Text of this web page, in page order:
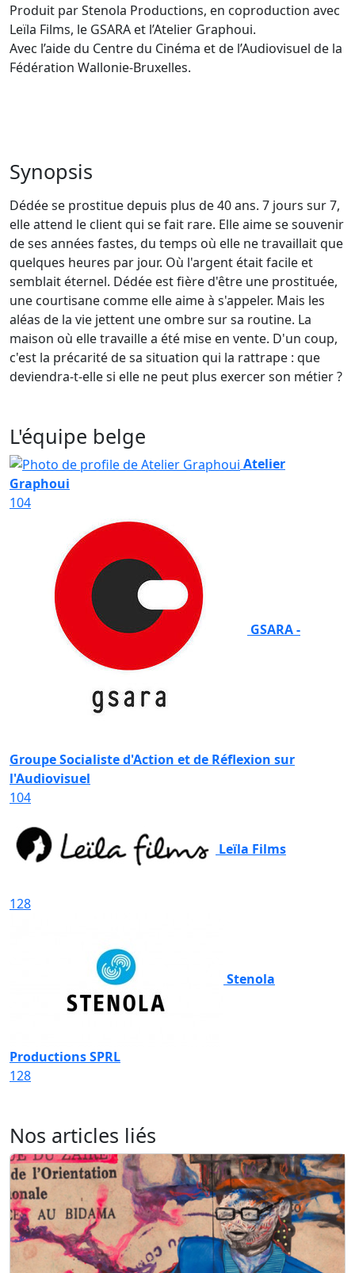
Produit par Stenola Productions, en coproduction avec
Leïla Films, le GSARA et l’Atelier Graphoui.
Avec l’aide du Centre du Cinéma et de l’Audiovisuel de la
Fédération Wallonie-Bruxelles.
Synopsis
Dédée se prostitue depuis plus de 40 ans. 7 jours sur 7,
elle attend le client qui se fait rare. Elle aime se souvenir
de ses années fastes, du temps où elle ne travaillait que
quelques heures par jour. Où l'argent était facile et
semblait éternel. Dédée est fière d'être une prostituée,
une courtisane comme elle aime à s'appeler. Mais les
aléas de la vie jettent une ombre sur sa routine. La
maison où elle travaille a été mise en vente. D'un coup,
c'est la précarité de sa situation qui la rattrape : que
deviendra-t-elle si elle ne peut plus exercer son métier ?
L'équipe belge
Atelier
Graphoui
104
GSARA -
Groupe Socialiste d'Action et de Réflexion sur
l'Audiovisuel
104
Leïla Films
128
Stenola
Productions SPRL
128
Nos articles liés